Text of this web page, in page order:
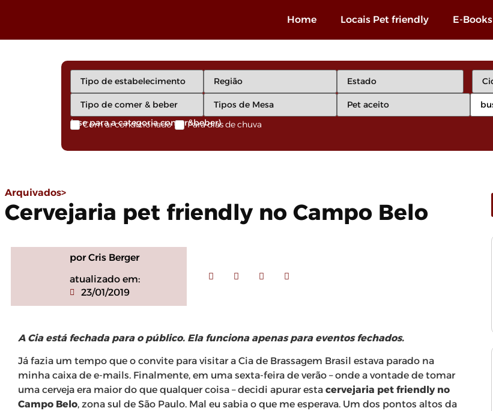
Home Locais Pet friendly E-Books
(use para a categoria comer&beber)
Com ar condicionado Para dias de chuva
Arquivados>
Cervejaria pet friendly no Campo Belo
por Cris Berger
atualizado em:
23/01/2019
A Cia está fechada para o público. Ela funciona apenas para eventos fechados.
Já fazia um tempo que o convite para visitar a Cia de Brassagem Brasil estava parado na
minha caixa de e-mails. Finalmente, em uma sexta-feira de verão – onde a vontade de tomar
uma cerveja era maior do que qualquer coisa – decidi apurar esta cervejaria pet friendly no
Campo Belo, zona sul de São Paulo. Mal eu sabia o que me esperava. Um dos pontos altos da